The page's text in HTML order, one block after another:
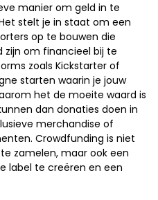
manier om geld in te
stelt je in staat om een
op te bouwen die
zijn om financieel bij te
zoals Kickstarter of
starten waarin je jouw
het de moeite waard is
dan donaties doen in
merchandise of
Crowdfunding is niet
zamelen, maar ook een
label te creëren en een